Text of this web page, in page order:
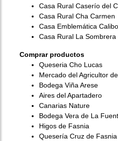
Casa Rural Caserío del
Casa Rural Cha Carmen
Casa Emblemática
Casa Rural La Sombrera
Comprar productos
Queseria Cho Lucas
Mercado del Agricultor
Bodega Viña Arese
Aires del Apartadero
Canarias Nature
Bodega Vera de La
Higos de Fasnia
Quesería Cruz de Fasnia